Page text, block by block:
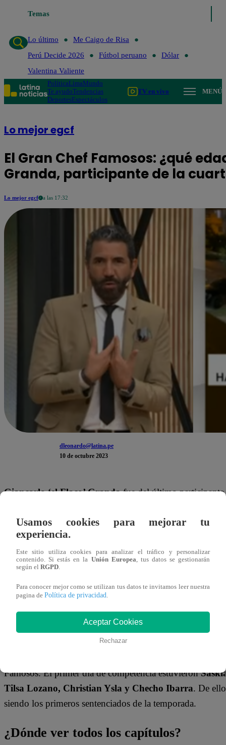
Temas
Lo último
Me Caigo de Risa
Perú Decide 2026
Fútbol peruano
Dólar
Valentina Valiente
PolíticaLimaMundo
Te ayudoTendencias
DeportesEspectáculos
TV en vivo MENÚ
Lo mejor egcf
El Gran Chef Famosos: ¿qué
Granda, participante de la
Lo mejor egcf a las 17:32
dleonardo@latina.pe
10 de octubre 2023
Giancarlo ‘el Flaco’ Grandafue del último participante
octubre en la segunda gala de la temporada.
Él junto a
Ximena Hoyos, Renato Rossini padre e
demostrar de sus mejores dotes culinarias para
ende, tiene 35 años de edad. A ‘El Flaco Granda’ lo
temporada del exitoso programa de cocina.
Famosos. El primer día de competencia estuvieron
Tilsa Lozano, Christian Ysla y Checho Ibarra. De
siendo los primeros sentenciados de la temporada.
¿Dónde ver todos los capítulos?
Usamos cookies para mejorar tu
experiencia.
Este sitio utiliza cookies para analizar el tráfico y personalizar
contenido. Si estás en la Unión Europea, tus datos se gestionarán
según el RGPD.
Para conocer mejor como se utilizan tus datos te invitamos leer nuestra
pagina de Política de privacidad.
Aceptar Cookies
Rechazar